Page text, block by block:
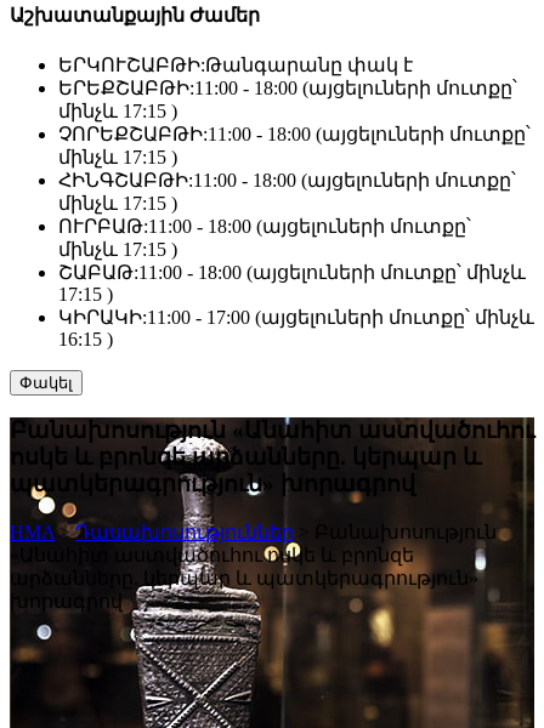
Աշխատանքային Ժամեր
ԵՐԿՈՒՇԱԲԹԻ:Թանգարանը փակ է
ԵՐԵՔՇԱԲԹԻ:11:00 - 18:00 (այցելուների մուտքը՝
մինչև 17:15 )
ՉՈՐԵՔՇԱԲԹԻ:11:00 - 18:00 (այցելուների մուտքը՝
մինչև 17:15 )
ՀԻՆԳՇԱԲԹԻ:11:00 - 18:00 (այցելուների մուտքը՝
մինչև 17:15 )
ՈՒՐԲԱԹ:11:00 - 18:00 (այցելուների մուտքը՝
մինչև 17:15 )
ՇԱԲԱԹ:11:00 - 18:00 (այցելուների մուտքը՝ մինչև
17:15 )
ԿԻՐԱԿԻ:11:00 - 17:00 (այցելուների մուտքը՝ մինչև
16:15 )
Փակել
Բանախոսություն «Անահիտ աստվածուհու
ոսկե և բրոնզե արձանները. կերպար և
պատկերագրություն» խորագրով
HMA>Դասախոսություններ
Բանախոսություն
«Անահիտ աստվածուհու ոսկե և բրոնզե
արձանները. կերպար և պատկերագրություն»
խորագրով